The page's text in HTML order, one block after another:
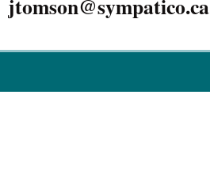
jtomson@sympatico.ca